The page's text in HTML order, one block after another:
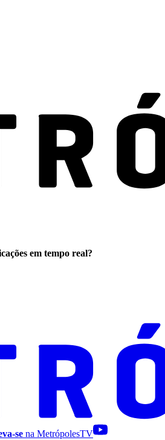
em tempo real?
se na MetrópolesTV